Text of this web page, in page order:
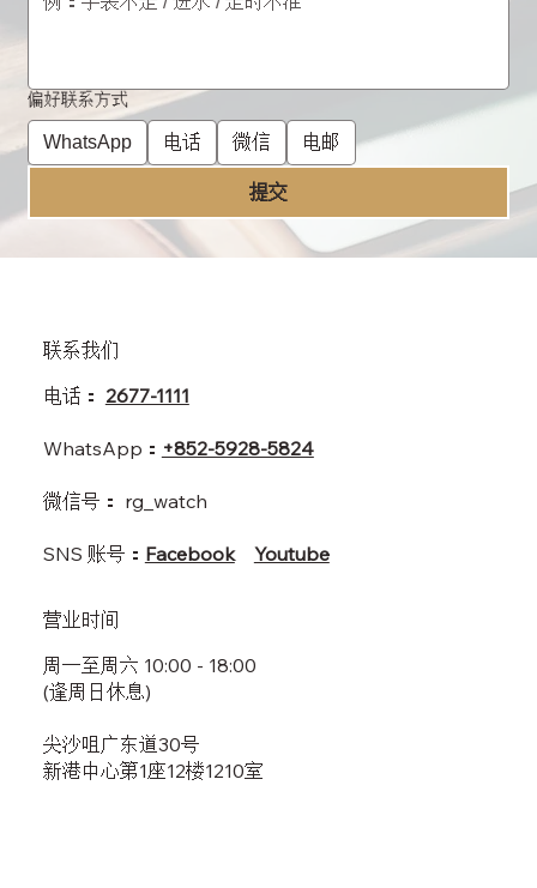
偏好联系方式
WhatsApp 电话 微信 电邮
提交
​联系我们
电话： 2677-1111
WhatsApp： +852-5928-5824
​微信号： rg_watch
SNS ​账号： Facebook Youtube
​营业时间
​周一至周六 10:00 - 18:00
(逢周日休息)
尖沙咀广东道30号
新港中心第1座12楼1210室